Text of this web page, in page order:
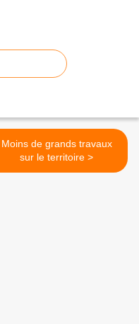
Moins de grands travaux
sur le territoire >